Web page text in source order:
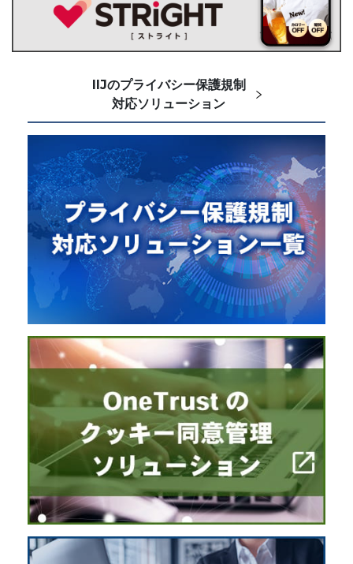
IIJのプライバシー保護規制
対応ソリューション